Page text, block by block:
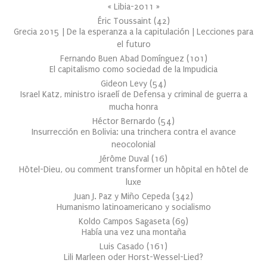
« Libia-2011 »
Éric Toussaint (42)
Grecia 2015 | De la esperanza a la capitulación | Lecciones para
el futuro
Fernando Buen Abad Domínguez (101 )
El capitalismo como sociedad de la Impudicia
Gideon Levy (54)
Israel Katz, ministro israelí de Defensa y criminal de guerra a
mucha honra
Héctor Bernardo (54)
Insurrección en Bolivia: una trinchera contra el avance
neocolonial
Jérôme Duval (16)
Hôtel-Dieu, ou comment transformer un hôpital en hôtel de
luxe
Juan J. Paz y Miño Cepeda (342)
Humanismo latinoamericano y socialismo
Koldo Campos Sagaseta (69)
Había una vez una montaña
Luis Casado (161 )
Lili Marleen oder Horst-Wessel-Lied?